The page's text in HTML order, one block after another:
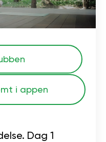
i appen
Dag 1